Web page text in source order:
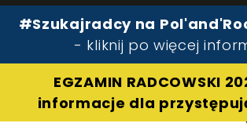
#Szukajradcy na
- kliknij po więcej
EGZAMIN RADCOWSKI
informacje dla
Radca prawny
Pomoc prawna
O izbie
Aplikant
Kontakt